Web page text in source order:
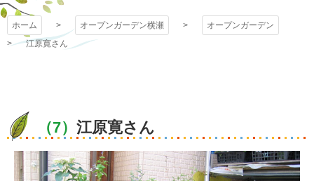
ホーム オープンガーデン横瀬
オープンガーデン
江原寛さん
（7）江原寛さん